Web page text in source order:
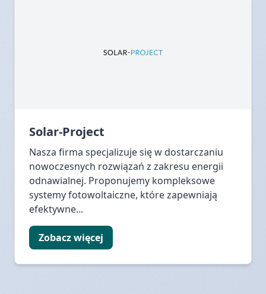
Solar-Project
Nasza firma specjalizuje się w dostarczaniu
nowoczesnych rozwiązań z zakresu energii
odnawialnej. Proponujemy kompleksowe
systemy fotowoltaiczne, które zapewniają
efektywne...
Zobacz więcej